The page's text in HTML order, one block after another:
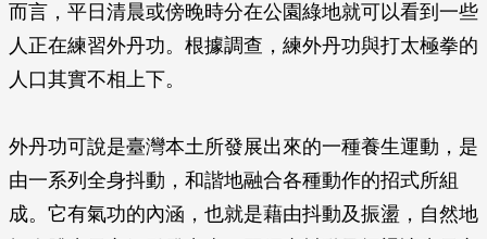
而言，平日清晨或傍晚時分在公園綠地就可以看到一些
人正在練習外丹功。根據調查，練外丹功與打太極拳的
人口其實不相上下。
外丹功可說是臺灣本土所發展出來的一種養生運動，是
由一系列全身抖動，和諧地融合各種動作的招式所組
成。它有氣功的內涵，也就是藉由抖動及振盪，自然地